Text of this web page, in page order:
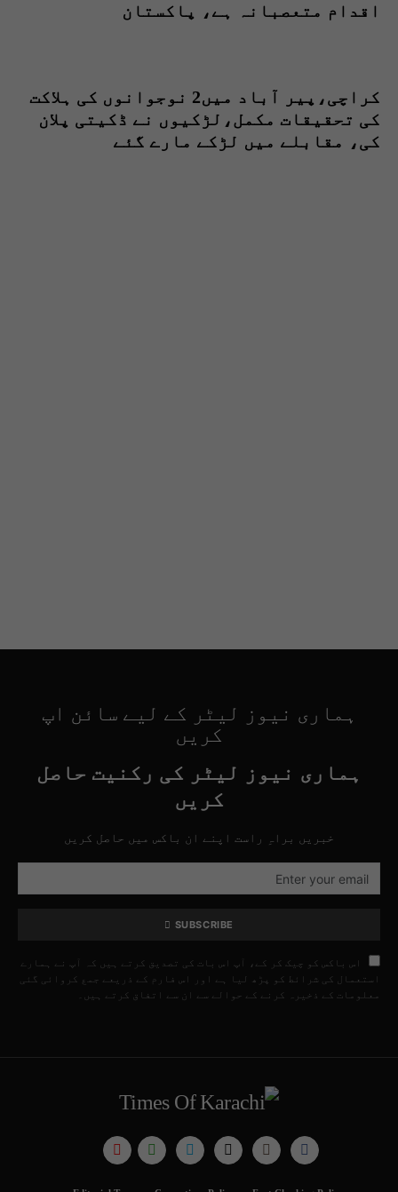
اقدام متعصبانہ ہے، پاکستان
کراچی،پیر آباد میں2 نوجوانوں کی ہلاکت
کی تحقیقات مکمل،لڑکیوں نے ڈکیتی پلان
کی، مقابلے میں لڑکے مارے گئے
ہماری نیوز لیٹر کے لیے سائن اپ
کریں
ہماری نیوز لیٹر کی رکنیت حاصل
کریں
خبریں براہِ راست اپنے ان باکس میں حاصل کریں
SUBSCRIBE
اس باکس کو چیک کر کے، آپ اس بات کی تصدیق کرتے ہیں کہ آپ نے ہمارے
استعمال کی شرائط کو پڑھ لیا ہے اور اس فارم کے ذریعے جمع کروائی گئی
معلومات کے ذخیرہ کرنے کے حوالے سے ان سے اتفاق کرتے ہیں۔